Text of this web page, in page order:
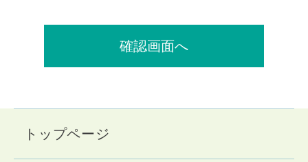
情報は、以下の目的に利用します。
●本サイト利用時の利便性の向上
確認画面へ
トップページ